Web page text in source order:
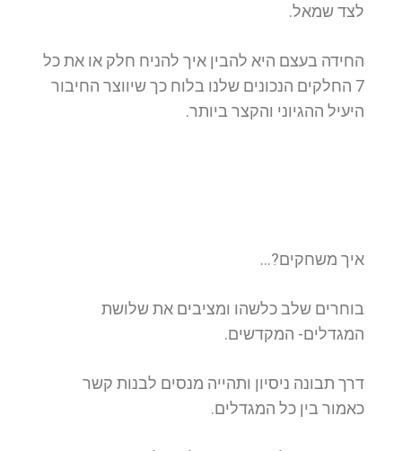
לצד שמאל.
החידה בעצם היא להבין איך להניח חלק או את כל
7 החלקים הנכונים שלנו בלוח כך שיווצר החיבור
היעיל ההגיוני והקצר ביותר.
איך משחקים?…
בוחרים שלב כלשהו ומציבים את שלושת
המגדלים- המקדשים.
דרך תבונה ניסיון ותהייה מנסים לבנות קשר
כאמור בין כל המגדלים.